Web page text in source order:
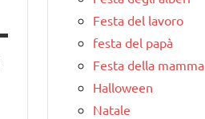
Festa del lavoro
festa del papà
Festa della mamma
Halloween
Natale